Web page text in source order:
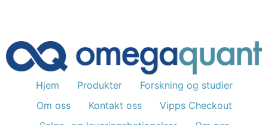
Hjem Produkter
Forskning og studier
Om oss
Kontakt oss
Vipps Checkout